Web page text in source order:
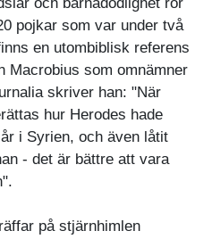
pojkar som var under två
en utombiblisk referens
Macrobius som omnämner
skriver han: "När
hur Herodes hade
i Syrien, och även låtit
- det är bättre att vara
på stjärnhimlen